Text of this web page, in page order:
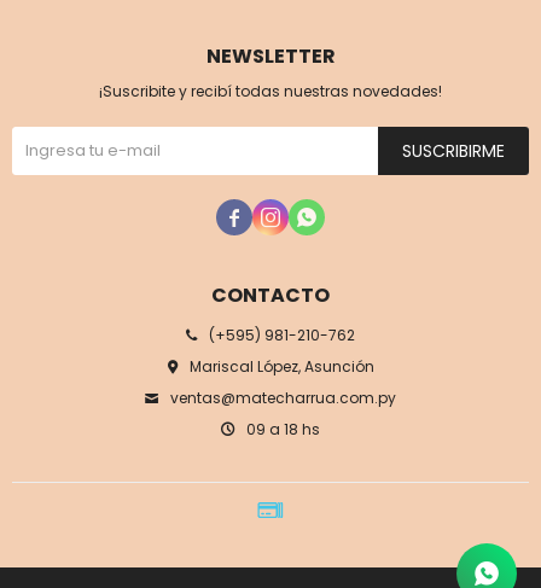
CONTACTO
(+595) 981-210-762
Mariscal López, Asunción
ventas@matecharrua.com.py
09 a 18 hs
NEWSLETTER
¡Suscribite y recibí todas nuestras novedades!
SUSCRIBIRME
  